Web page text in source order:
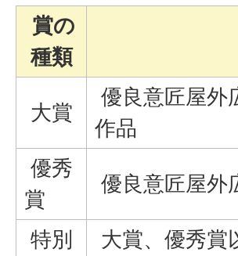
賞の
種類
大賞
優良意匠屋外
作品
優秀
賞
優良意匠屋外
特別
大賞、優秀賞